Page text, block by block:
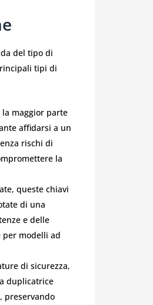
del tipo di
tipi di
maggior parte
affidarsi a un
rischi di
la
queste chiavi
di una
e delle
per modelli ad
di sicurezza,
duplicatrice
preservando